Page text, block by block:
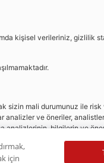
kişisel verileriniz, gizlilik
sizin mali durumunuz ile
analizler ve öneriler,
bilgilerin ve
için